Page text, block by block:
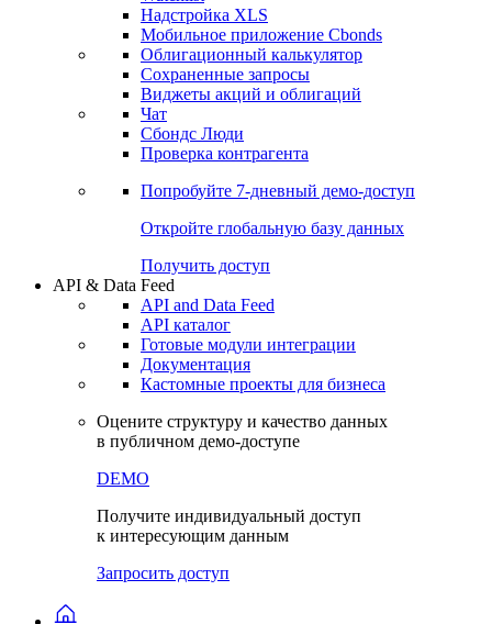
Получить доступ
Инструментарий
Портфель
Watchlist
Надстройка XLS
Мобильное приложение Cbonds
Облигационный калькулятор
Сохраненные запросы
Чат
Проверка контрагента
Попробуйте7-дневный
Откройте глобальную базу данных
Получить доступ
API & Data Feed
API and Data Feed
Готовые модули интеграции
Документация
в публичном демо-доступе